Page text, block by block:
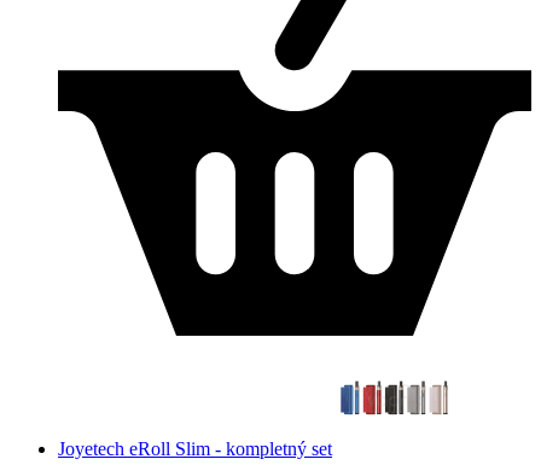
Joyetech eRoll Slim - kompletný set